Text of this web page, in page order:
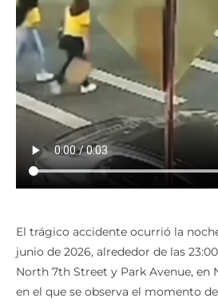
El trágico accidente ocurrió la
junio de 2026, alrededor de las
North 7th Street y Park Avenue, en
en el que se observa el momento